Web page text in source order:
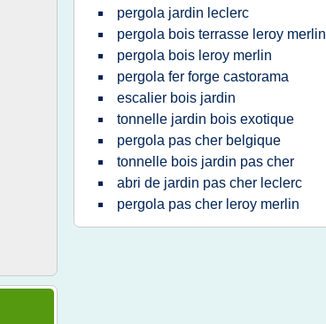
pergola jardin leclerc
pergola bois terrasse leroy merlin
pergola bois leroy merlin
pergola fer forge castorama
escalier bois jardin
tonnelle jardin bois exotique
pergola pas cher belgique
tonnelle bois jardin pas cher
abri de jardin pas cher leclerc
pergola pas cher leroy merlin